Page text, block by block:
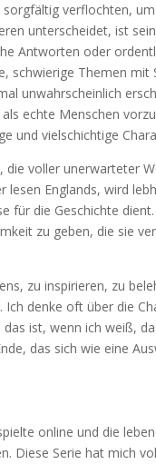
verflochten,
unterscheidet, ist
Antworten oder
schwierige Themen mit
unwahrscheinlich
echte Menschen
und vielschichtige
die voller unerwarteter
lesen Englands, wird
für die Geschichte
zu geben, die sie
zu inspirieren, zu
denke oft über die
ist, wenn ich weiß,
das sich wie eine
online und die
Diese Serie hat mich